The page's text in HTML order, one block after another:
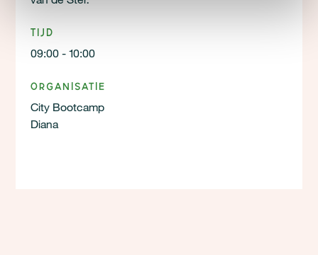
Tijd
09:00 - 10:00
Organisatie
City Bootcamp
Diana